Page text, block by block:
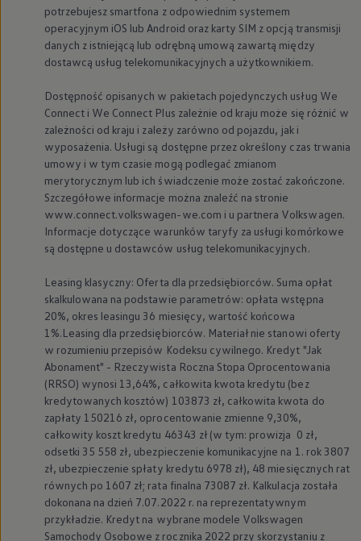
potrzebujesz smartfona z odpowiednim systemem
operacyjnym iOS lub Android oraz karty SIM z opcją transmisji
danych z istniejącą lub odrębną umową zawartą między
dostawcą usług telekomunikacyjnych a użytkownikiem.
Dostępność opisanych w pakietach pojedynczych usług We
Connect i We Connect Plus zależnie od kraju może się różnić w
zależności od kraju i zależy zarówno od pojazdu, jak i
wyposażenia. Usługi są dostępne przez określony czas trwania
umowy i w tym czasie mogą podlegać zmianom
merytorycznym lub ich świadczenie może zostać zakończone.
Szczegółowe informacje można znaleźć na stronie
www.connect.volkswagen-we.com i u partnera Volkswagen.
Informacje dotyczące warunków taryfy za usługi komórkowe
są dostępne u dostawców usług telekomunikacyjnych.
Leasing klasyczny: Oferta dla przedsiębiorców. Suma opłat
skalkulowana na podstawie parametrów: opłata wstępna
20%, okres leasingu 36 miesięcy, wartość końcowa
1%.Leasing dla przedsiębiorców. Materiał nie stanowi oferty
w rozumieniu przepisów Kodeksu cywilnego. Kredyt "Jak
Abonament" - Rzeczywista Roczna Stopa Oprocentowania
(RRSO) wynosi 13,64%, całkowita kwota kredytu (bez
kredytowanych kosztów) 103873 zł, całkowita kwota do
zapłaty 150216 zł, oprocentowanie zmienne 9,30%,
całkowity koszt kredytu 46343 zł (w tym: prowizja 0 zł,
odsetki 35 558 zł, ubezpieczenie komunikacyjne na 1. rok 3807
zł, ubezpieczenie spłaty kredytu 6978 zł), 48 miesięcznych rat
równych po 1607 zł; rata finalna 73087 zł. Kalkulacja została
dokonana na dzień 7.07.2022 r. na reprezentatywnym
przykładzie. Kredyt na wybrane modele Volkswagen
Samochody Osobowe z rocznika 2022 przy skorzystaniu z